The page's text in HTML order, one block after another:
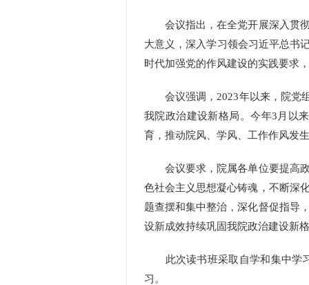
会议指出，在全党开展深入贯彻
大意义，深入学习领会习近平总书
时代加强党的作风建设的实践要求
会议强调，2023年以来，院党组
我院政治建设新格局。今年3月以
育，推动院风、学风、工作作风发
会议要求，院属各单位要提高政
色社会主义思想凝心铸魂，不断深
题查摆和集中整治，深化督促指导
设新成效持续巩固我院政治建设新
此次读书班采取自学和集中学习
习。